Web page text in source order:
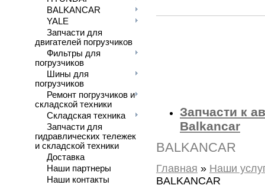
BALKANCAR
YALE
Запчасти для
двигателей погрузчиков
Фильтры для
погрузчиков
Шины для
погрузчиков
Ремонт погрузчиков и
складской техники
Складская техника
Запчасти для
гидравлических тележек
и складской техники
Доставка
Наши партнеры
Наши контакты
Запчасти к
Balkancar
BALKANCAR
Главная » Наши
BALKANCAR